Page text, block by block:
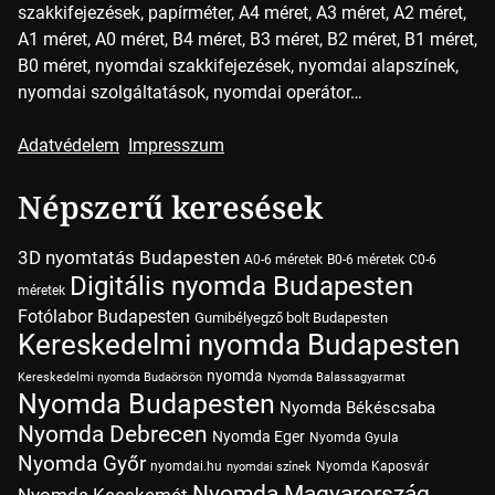
szakkifejezések, papírméter, A4 méret, A3 méret, A2 méret,
A1 méret, A0 méret, B4 méret, B3 méret, B2 méret, B1 méret,
B0 méret, nyomdai szakkifejezések, nyomdai alapszínek,
nyomdai szolgáltatások, nyomdai operátor…
Adatvédelem Impresszum
Népszerű keresések
3D nyomtatás Budapesten A0-6 méretek B0-6 méretek C0-6
méretek Digitális nyomda Budapesten
Fotólabor Budapesten Gumibélyegző bolt Budapesten
Kereskedelmi nyomda Budapesten
Kereskedelmi nyomda Budaörsön nyomda Nyomda Balassagyarmat
Nyomda Budapesten Nyomda Békéscsaba
Nyomda Debrecen Nyomda Eger Nyomda Gyula
Nyomda Győr nyomdai.hu nyomdai színek Nyomda Kaposvár